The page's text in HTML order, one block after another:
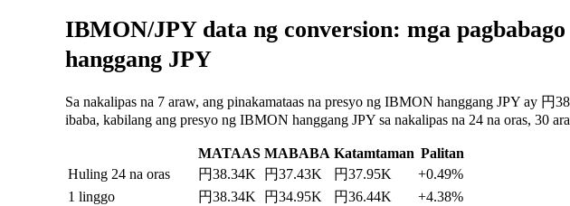
IBMON/JPY data ng conversion: mga
hanggang JPY
Sa nakalipas na 7 araw, ang pinakamataas na presyo ng IBMON hanggang JPY ay 円
ibaba, kabilang ang presyo ng IBMON hanggang JPY sa nakalipas na 24 na oras, 30
MATAAS MABABA Katamtaman Palitan
Huling 24 na oras
円38.34K 円37.43K 円37.95K
+0.49%
1 linggo
円38.34K 円34.95K 円36.44K
+4.38%